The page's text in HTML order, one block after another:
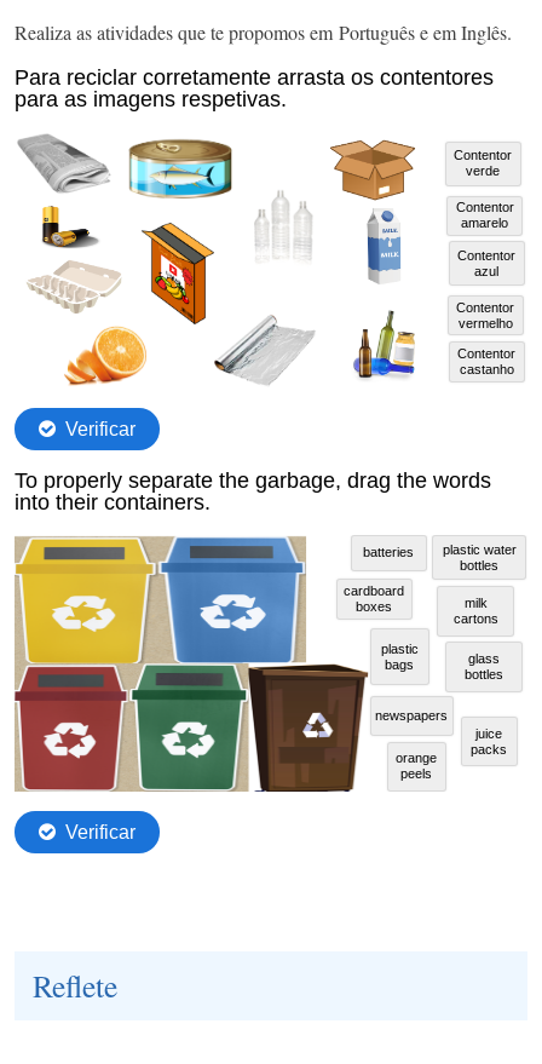
Realiza as atividades que te propomos em Português e em Inglês.
Reflete